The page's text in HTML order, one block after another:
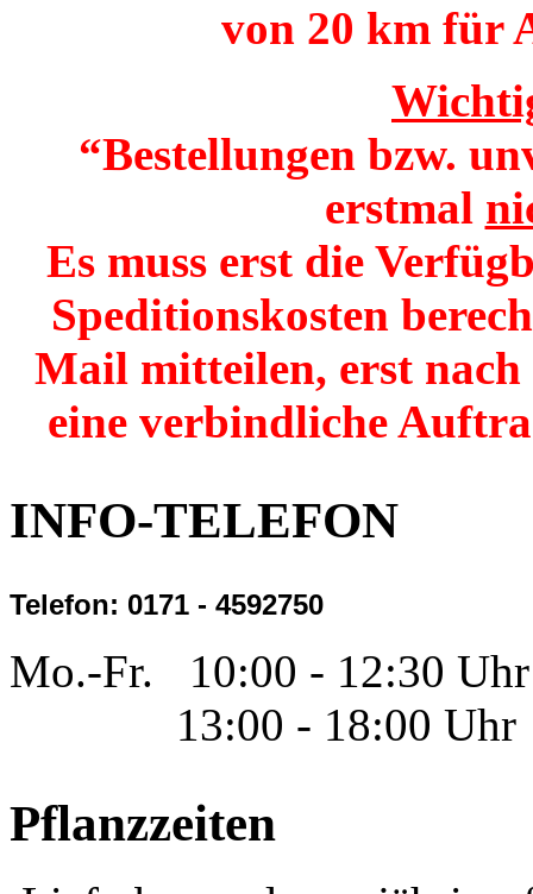
von 20 km für
“Bestellungen bzw.
erstmal
Es muss erst die
Speditionskosten
Mail mitteilen, erst
eine verbindliche
INFO-TELEFON
Telefon: 0171 - 4592750
Mo.-Fr. 10:00 - 12:30 Uhr
13:00 - 18:00 Uhr
Pflanzzeiten